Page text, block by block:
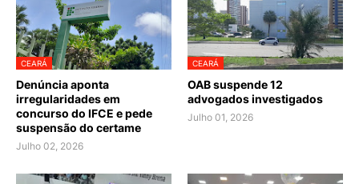
CEARÁ
Denúncia aponta
irregularidades em
concurso do IFCE e pede
suspensão do certame
Julho 02, 2026
CEARÁ
OAB suspende 12
advogados investigados
Julho 01, 2026